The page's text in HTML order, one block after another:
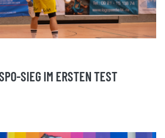
SIEG IM ERSTEN TEST